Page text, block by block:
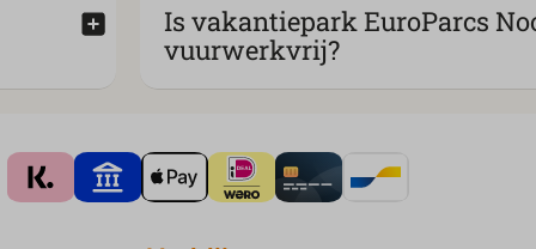
Is vakantiepark EuroParcs
vuurwerkvrij?